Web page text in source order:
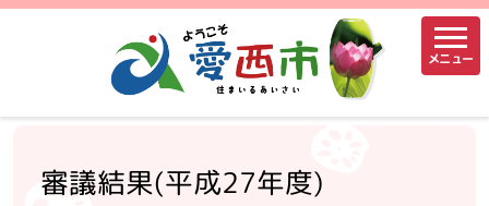
メニュー
審議結果(平成27年度)